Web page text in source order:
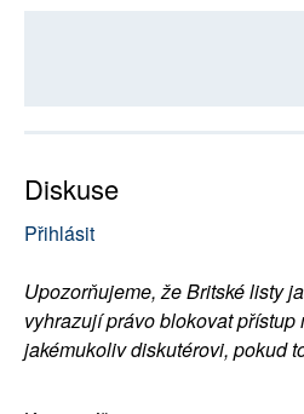
Diskuse
Přihlásit
Upozorňujeme, že Britské listy
vyhrazují právo blokovat přístup
jakémukoliv diskutérovi, pokud